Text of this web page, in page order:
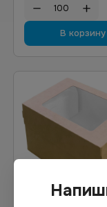
В корзину